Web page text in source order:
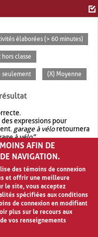
élaborées (> 60 minutes)
hors classe
seulement (X) Moyenne
expressions pour
garage à véloretournera
à vélo".
avec OR.garage OR vélo
quegarage à vélo
AFIN DE
NAVIGATION.
des témoins de connexion
et offrir une meilleure
le site, vous acceptez
spécifiées aux conditions
de connexion en modifiant
plus sur le recours aux
vos renseignements